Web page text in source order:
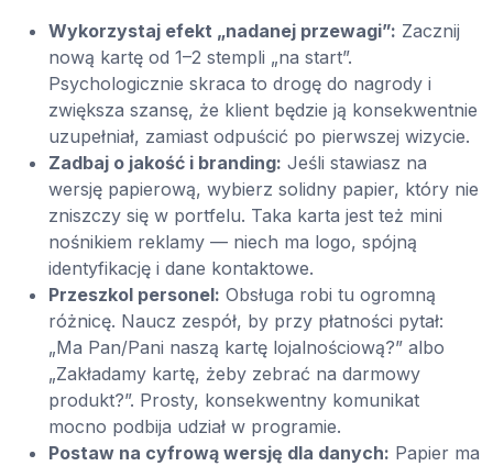
Wykorzystaj efekt „nadanej przewagi”: Zacznij
nową kartę od 1–2 stempli „na start”.
Psychologicznie skraca to drogę do nagrody i
zwiększa szansę, że klient będzie ją konsekwentnie
uzupełniał, zamiast odpuścić po pierwszej wizycie.
Zadbaj o jakość i branding: Jeśli stawiasz na
wersję papierową, wybierz solidny papier, który nie
zniszczy się w portfelu. Taka karta jest też mini
nośnikiem reklamy — niech ma logo, spójną
identyfikację i dane kontaktowe.
Przeszkol personel: Obsługa robi tu ogromną
różnicę. Naucz zespół, by przy płatności pytał:
„Ma Pan/Pani naszą kartę lojalnościową?” albo
„Zakładamy kartę, żeby zebrać na darmowy
produkt?”. Prosty, konsekwentny komunikat
mocno podbija udział w programie.
Postaw na cyfrową wersję dla danych: Papier ma